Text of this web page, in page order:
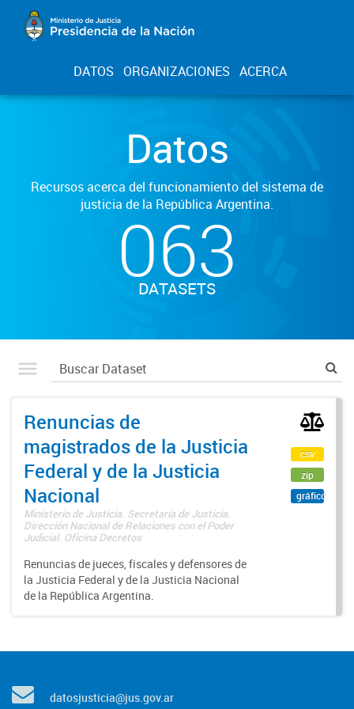
DATOS ORGANIZACIONES ACERCA
Datos
Recursos acerca del funcionamiento del sistema de
justicia de la República Argentina.
063
DATASETS
Renuncias de
magistrados de la Justicia
Federal y de la Justicia
Nacional
Ministerio de Justicia. Secretaría de Justicia.
Dirección Nacional de Relaciones con el Poder
Judicial. Oficina Decretos
Renuncias de jueces, fiscales y defensores de
la Justicia Federal y de la Justicia Nacional
de la República Argentina.
csv
zip
gráfico
datosjusticia@jus.gov.ar